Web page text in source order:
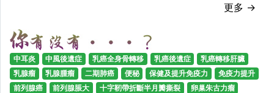
更多 →
中耳炎 中風後遺症 乳癌全身骨轉移 乳癌後遺症
乳癌轉移肝臟
乳腺瘤
乳腺腫瘤 二期肺癌 便秘 保健及提升免疫力
免疫力提升
前列腺癌
前列腺脹大 十字靭帶折斷半月瓣撕裂
卵巢朱古力瘤